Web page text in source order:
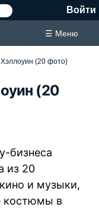
Войти
☰ Меню
(20 фото)
(20
бизнеса
из 20
и музыки,
костюмы в